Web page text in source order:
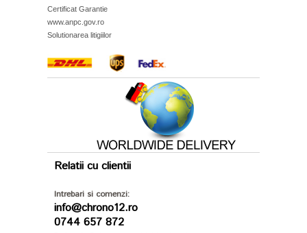
Certificat Garantie
www.anpc.gov.ro
Solutionarea litigiilor
Relatii cu clientii
Intrebari si comenzi:
info@chrono12.ro
0744 657 872